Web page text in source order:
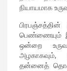
நியாயமாக
பெண்ணையும்
ஒன்றை
அழகாகவும்,
தன்னைத்